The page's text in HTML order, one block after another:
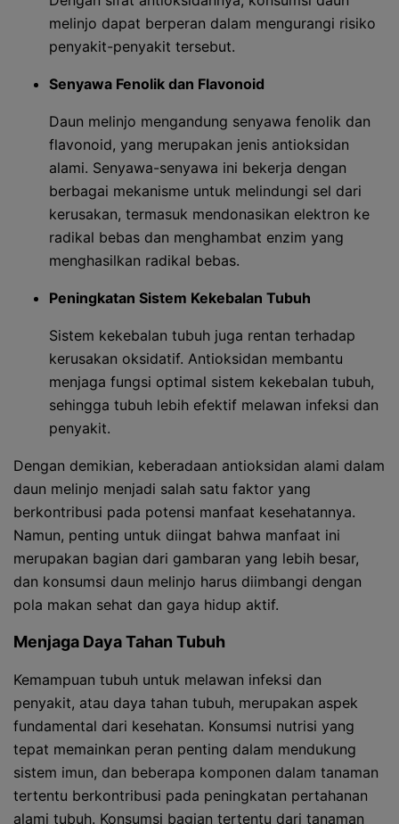
melinjo dapat berperan dalam mengurangi risiko
penyakit-penyakit tersebut.
Senyawa Fenolik dan Flavonoid
Daun melinjo mengandung senyawa fenolik dan
flavonoid, yang merupakan jenis antioksidan
alami. Senyawa-senyawa ini bekerja dengan
berbagai mekanisme untuk melindungi sel dari
kerusakan, termasuk mendonasikan elektron ke
radikal bebas dan menghambat enzim yang
menghasilkan radikal bebas.
Peningkatan Sistem Kekebalan Tubuh
Sistem kekebalan tubuh juga rentan terhadap
kerusakan oksidatif. Antioksidan membantu
menjaga fungsi optimal sistem kekebalan tubuh,
sehingga tubuh lebih efektif melawan infeksi dan
penyakit.
Dengan demikian, keberadaan antioksidan alami dalam
daun melinjo menjadi salah satu faktor yang
berkontribusi pada potensi manfaat kesehatannya.
Namun, penting untuk diingat bahwa manfaat ini
merupakan bagian dari gambaran yang lebih besar,
dan konsumsi daun melinjo harus diimbangi dengan
pola makan sehat dan gaya hidup aktif.
Menjaga Daya Tahan Tubuh
Kemampuan tubuh untuk melawan infeksi dan
penyakit, atau daya tahan tubuh, merupakan aspek
fundamental dari kesehatan. Konsumsi nutrisi yang
tepat memainkan peran penting dalam mendukung
sistem imun, dan beberapa komponen dalam tanaman
tertentu berkontribusi pada peningkatan pertahanan
alami tubuh. Konsumsi bagian tertentu dari tanaman